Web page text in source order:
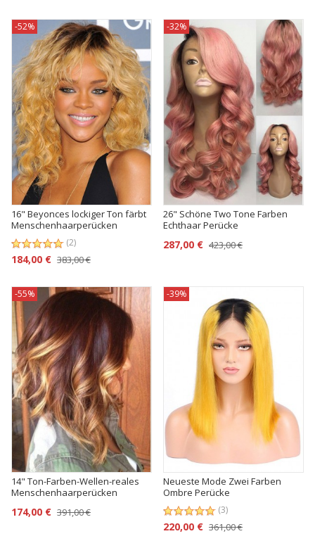
-52%
16" Beyonces lockiger Ton färbt
Menschenhaarperücken
(2)
383,00 €
184,00 €
-32%
26" Schöne Two Tone Farben
Echthaar Perücke
423,00 €
287,00 €
-55%
14" Ton-Farben-Wellen-reales
Menschenhaarperücken
391,00 €
174,00 €
-39%
Neueste Mode Zwei Farben
Ombre Perücke
(3)
361,00 €
220,00 €